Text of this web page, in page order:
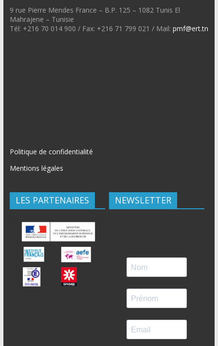
9 rue Pierre Mendes France – B.P. 125 – 1082 Tunis El
Mahrajene – Tunisie
Tél: +216 70 014 900 / Fax: +216 71 799 021 / Mail: pmf@ert.tn
Politique de confidentialité
Mentions légales
LES PARTENAIRES NEWSLETTER